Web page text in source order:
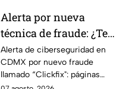
Alerta por nueva
técnica de fraude: ¿Te
piden copiar códigos
extraños en la PC?
Cuidado, podrías ser
Alerta de ciberseguridad en
CDMX por nuevo fraude
llamado “Clickfix": páginas